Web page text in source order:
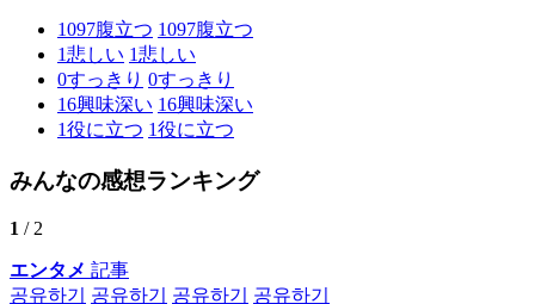
1097腹立つ 1097腹立つ
1悲しい 1悲しい
0すっきり 0すっきり
16興味深い 16興味深い
1役に立つ 1役に立つ
みんなの感想ランキング
1 / 2
エンタメ 記事
공유하기
공유하기 공유하기 공유하기